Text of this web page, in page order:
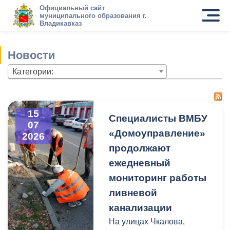
Официальный сайт
муниципального образования г.
Владикавказ
Новости
Категории:
15
07
2026
Специалисты ВМБУ
«Домоуправление»
продолжают
ежедневный
мониторинг работы
ливневой
канализации
На улицах Чкалова,